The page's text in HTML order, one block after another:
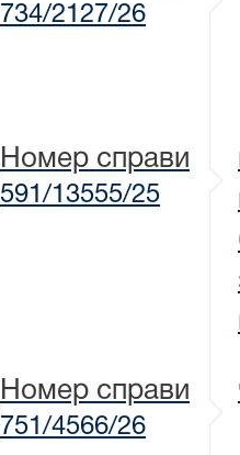
734/2127/26
Номер справи
591/13555/25
Номер справи
751/4566/26